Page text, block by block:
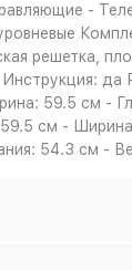
-
решетка,
Инструкция: да
59.5 см -
см -
54.3 см -